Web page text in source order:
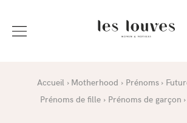
Accueil Motherhood Prénoms
Prénoms de fille
Prénoms de garçon